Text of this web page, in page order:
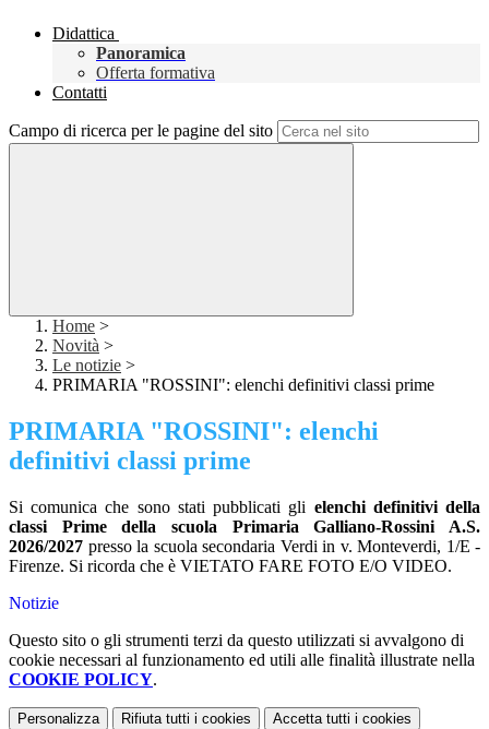
Didattica
Panoramica
Offerta formativa
Contatti
Campo di ricerca per le pagine del sito
Home >
Novità >
Le notizie >
PRIMARIA "ROSSINI": elenchi definitivi classi prime
PRIMARIA "ROSSINI": elenchi
definitivi classi prime
Si comunica che sono stati pubblicati gli elenchi definitivi della
classi Prime della scuola Primaria Galliano-Rossini A.S.
2026/2027 presso la scuola secondaria Verdi in v. Monteverdi, 1/E -
Firenze. Si ricorda che è VIETATO FARE FOTO E/O VIDEO.
Notizie
Questo sito o gli strumenti terzi da questo utilizzati si avvalgono di
cookie necessari al funzionamento ed utili alle finalità illustrate nella
COOKIE POLICY.
Personalizza Rifiuta tutti i cookies Accetta tutti i cookies